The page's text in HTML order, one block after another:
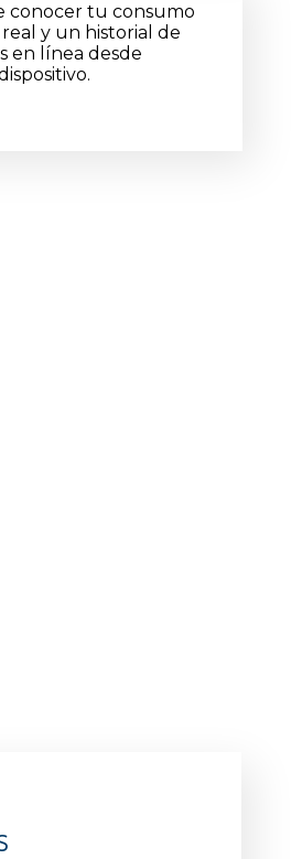
conocer tu consumo
y un historial de
en línea desde